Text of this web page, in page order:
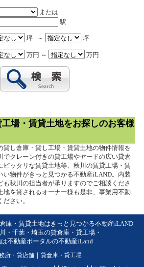
または
駅
坪 ～ 坪
万円 ～ 万円
場・賃貸土地をお探しのお客様
貸し倉庫・貸し工場・賃貸土地の物件情報を
でクレーン付きの貸工場やヤードの広い貸倉
ピッタリな賃貸土地等、秋川の賃貸工場・賃
い物件がきっと見つかる不動産iLAND。内装
も秋川の担当者が承りますのでご相談くださ
地を貸されるオーナー様も是非、事業用不動
さい。
庫・賃貸土地はきっと見つかる不動産iLAND
・千葉・埼玉の貸倉庫・貸工場・
不動産ポータルの不動産iLand
所・貸店舗｜ 貸倉庫・貸工場